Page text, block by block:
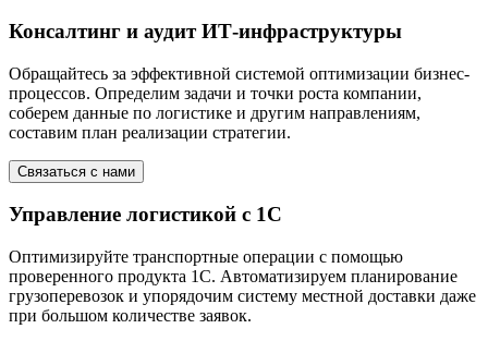
Консалтинг и аудит ИТ-инфраструктуры
Обращайтесь за эффективной системой оптимизации бизнес-
процессов. Определим задачи и точки роста компании,
соберем данные по логистике и другим направлениям,
составим план реализации стратегии.
Связаться с нами
Управление логистикой с 1C
Оптимизируйте транспортные операции с помощью
проверенного продукта 1C. Автоматизируем планирование
грузоперевозок и упорядочим систему местной доставки даже
при большом количестве заявок.